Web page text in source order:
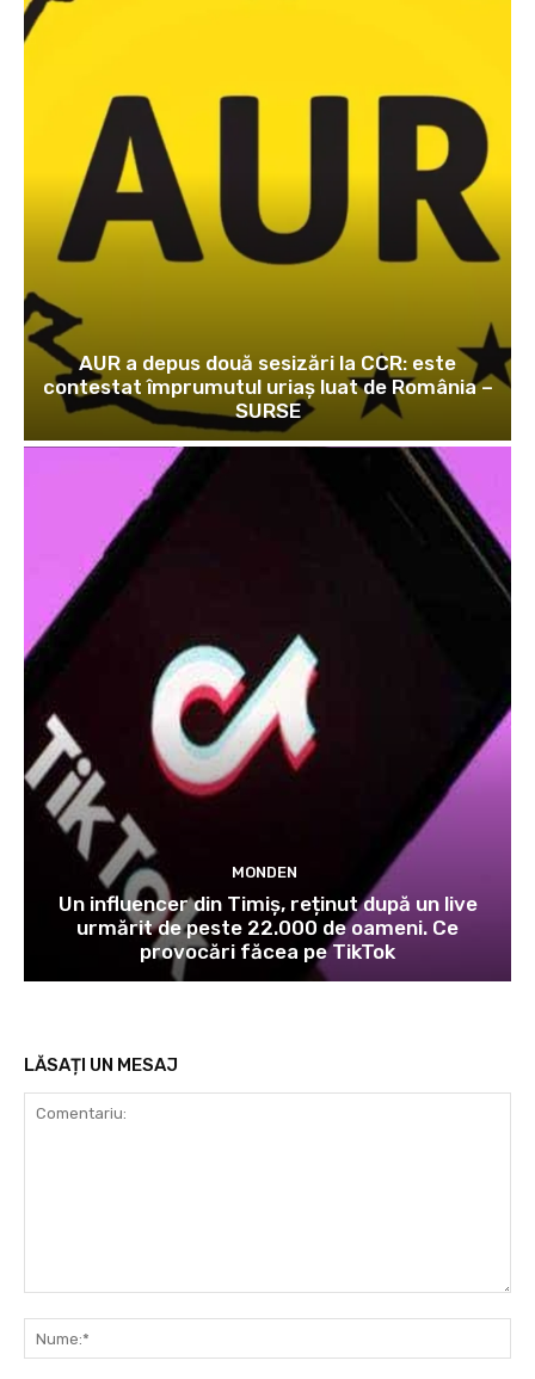
AUR a depus două sesizări la CCR: este
contestat împrumutul uriaș luat de România –
SURSE
MONDEN
Un influencer din Timiș, reținut după un live
urmărit de peste 22.000 de oameni. Ce
provocări făcea pe TikTok
LĂSAȚI UN MESAJ